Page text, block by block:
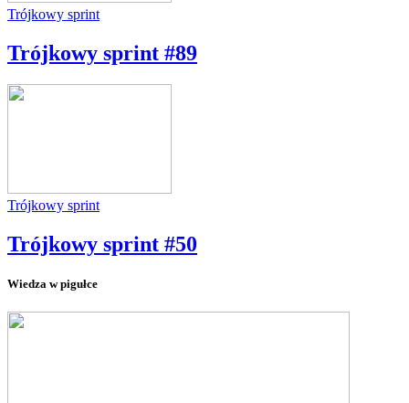
Trójkowy sprint
Trójkowy sprint #89
Trójkowy sprint
Trójkowy sprint #50
Wiedza w pigułce